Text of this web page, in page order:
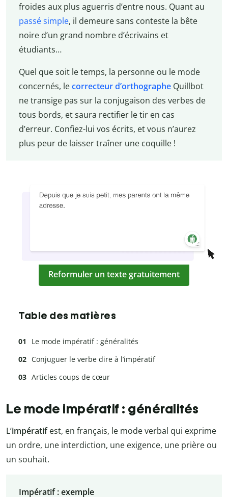
froides aux plus aguerris d’entre nous. Quant au
passé simple, il demeure sans conteste la bête
noire d’un grand nombre d’écrivains et
étudiants…
Quel que soit le temps, la personne ou le mode
concernés, lecorrecteur d’orthographeQuillbot
ne transige pas sur la conjugaison des verbes de
tous bords, et saura rectifier le tir en cas
d’erreur. Confiez-lui vos écrits, et vous n’aurez
plus peur de laisser traîner une coquille !
Reformuler un texte gratuitement
Table des matières
Le mode impératif : généralités
Conjuguer le verbe dire à l’impératif
Articles coups de cœur
Le mode impératif : généralités
L’impératifest, en français, le mode verbal qui exprime
un ordre, une interdiction, une exigence, une prière ou
un souhait.
Impératif : exemple